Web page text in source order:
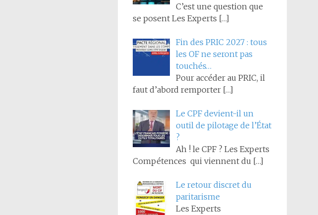
C’est une question que
se posent Les Experts […]
Fin des PRIC 2027 : tous
les OF ne seront pas
touchés…
Pour accéder au PRIC, il
faut d’abord remporter […]
Le CPF devient-il un
outil de pilotage de l’État
?
Ah ! le CPF ? Les Experts
Compétences qui viennent du […]
Le retour discret du
paritarisme
Les Experts